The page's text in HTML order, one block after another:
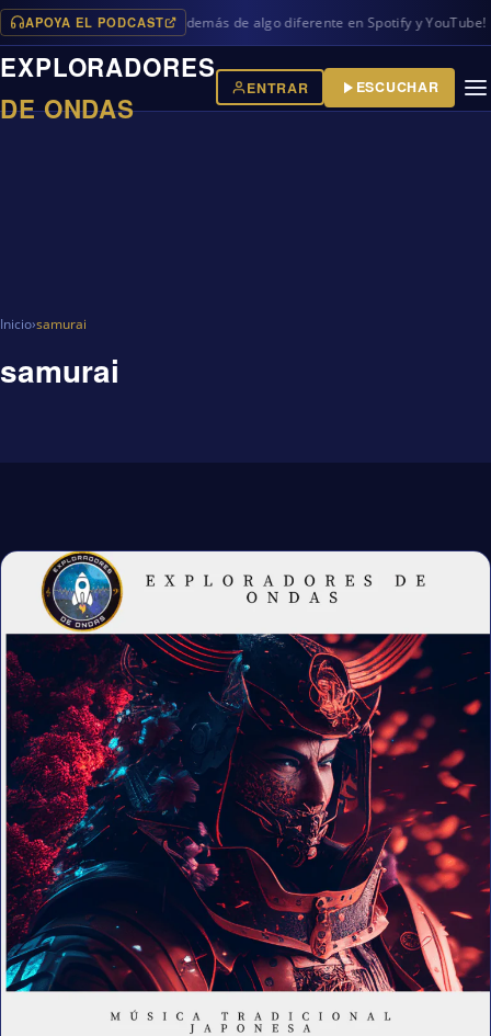
APOYA EL PODCAST
programas en iVoox, además de algo diferente en Spotify y YouTube!
EXPLORADORES
DE ONDAS
ENTRAR ESCUCHAR
Inicio›samurai
samurai